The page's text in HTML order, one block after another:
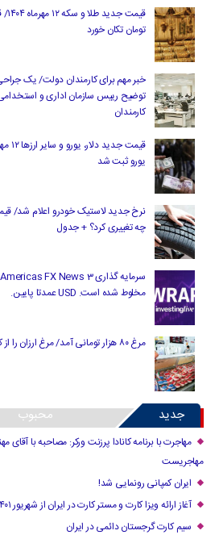
تومان تکان خورد
خبر مهم برای کارمندان دولت/ یک
توضیح رییس سازمان اداری و استخدامی
کارمندان
یورو ثبت شد
نرخ جدید لاستیک خودرو اعلام شد/
چه تغییری کرد؟ + جدول
مخلوط شده است. USD عمدتا پایین.
مرغ ۸۰ هزار تومانی آمد/ مرغ ارزان را از کجا بخریم؟
جدید محبوب
مهاجرت با برنامه کانادا پرزنت ورکر: مصاحبه با آقای
مهاجریست
ایران کمپانی رونمایی شد!
آغاز ارائه ویزا کارت و مستر کارت در ایران از شهریور ۱۴۰۱
سیم کارت گرجستان دائمی در ایران